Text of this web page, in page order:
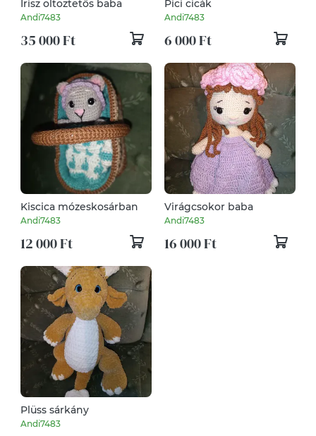
Írisz öltöztetős baba
Andi7483
35 000 Ft
Pici cicák
Andi7483
6 000 Ft
Kiscica mózeskosárban
Andi7483
12 000 Ft
Virágcsokor baba
Andi7483
16 000 Ft
Plüss sárkány
Andi7483